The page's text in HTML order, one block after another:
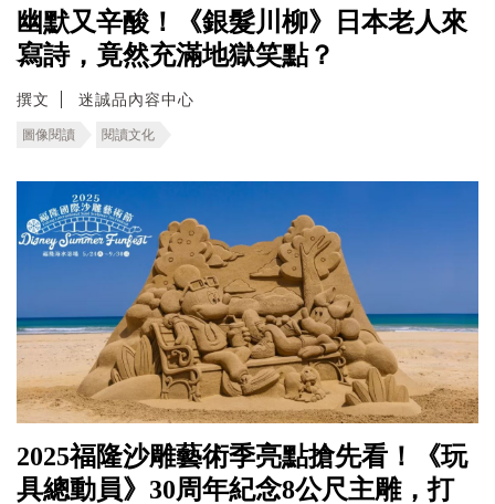
幽默又辛酸！《銀髮川柳》日本老人來
寫詩，竟然充滿地獄笑點？
撰文 迷誠品內容中心
圖像閱讀 閱讀文化
2025福隆沙雕藝術季亮點搶先看！《玩
具總動員》30周年紀念8公尺主雕，打